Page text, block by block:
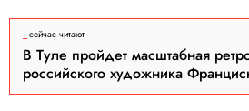
сейчас читают
В Туле пройдет масштабная
российского художника